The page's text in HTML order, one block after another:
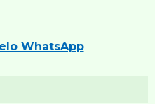
WhatsApp